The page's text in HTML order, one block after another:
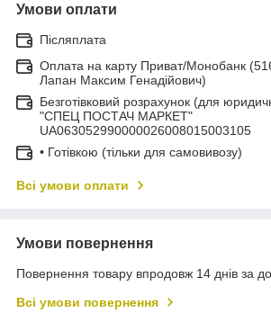
Умови оплати
Післяплата
Оплата на карту Приват/Монобанк
Лапан Максим Генадійович)
Безготівковий розрахунок (для
"СПЕЦ ПОСТАЧ МАРКЕТ"
UA063052990000026008015003105
• Готівкою (тільки для самовивозу)
Всі умови оплати
Умови повернення
Повернення товару впродовж 14 днів за
Всі умови повернення